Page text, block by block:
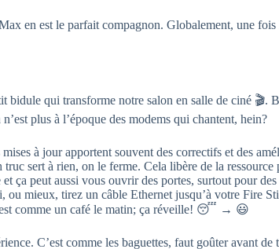
en est le parfait compagnon. Globalement, une
qui transforme notre salon en salle de ciné 🎬.
plus à l’époque des modems qui chantent, hein?
à jour apportent souvent des correctifs et des
truc sert à rien, on le ferme. Cela libère de la
ça peut aussi vous ouvrir des portes, surtout pour
ou mieux, tirez un câble Ethernet jusqu’à votre Fire
comme un café le matin; ça réveille! 😴 → 😃
C’est comme les baguettes, faut goûter avant de